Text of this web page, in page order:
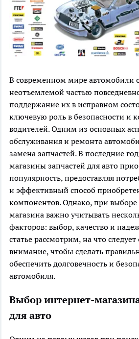
В современном мире автомобили
неотъемлемой частью
поддержание их в исправном
ключевую роль в безопасности и
водителей. Одним из основных
обслуживания и ремонта
замена запчастей. В последние
магазины запчастей для авто
популярность, предоставляя
и эффективный способ
компонентов. Однако, при выборе
магазина важно учитывать
факторов: выбор, качество и
статье рассмотрим, на что следует
внимание, чтобы сделать
обеспечить долговечность и
автомобиля.
Выбор интернет-
для авто